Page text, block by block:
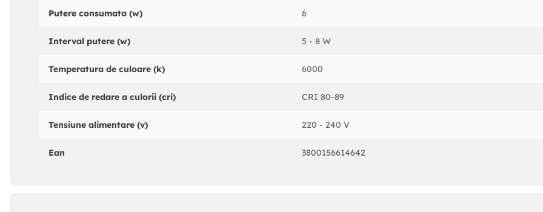
Putere consumata (w) 6
Interval putere (w) 5 - 8 W
Temperatura de culoare (k) 6000
Indice de redare a culorii (cri) CRI 80-89
Tensiune alimentare (v) 220 - 240 V
Ean 3800156614642